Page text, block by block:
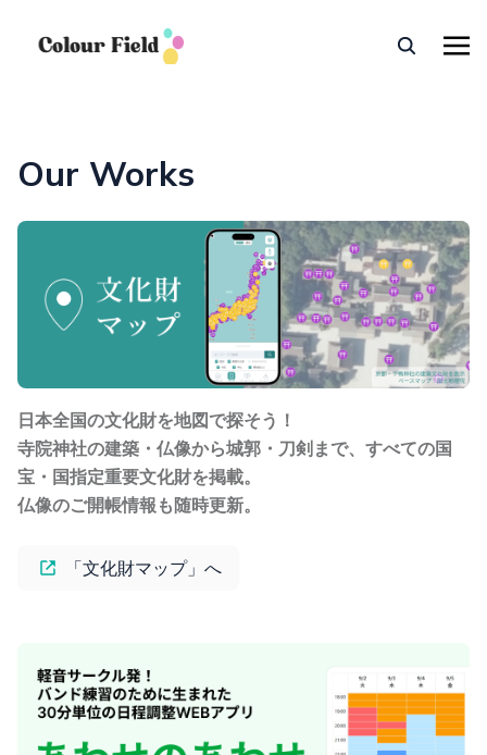
Our Works
日本全国の文化財を地図で探そう！
寺院神社の建築・仏像から城郭・刀剣まで、すべての国
宝・国指定重要文化財を掲載。
仏像のご開帳情報も随時更新。
「文化財マップ」へ